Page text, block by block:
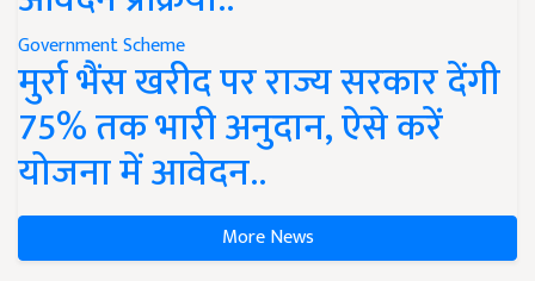
Government Scheme
मुर्रा भैंस खरीद पर राज्य सरकार देंगी
75% तक भारी अनुदान, ऐसे करें
योजना में आवेदन..
More News